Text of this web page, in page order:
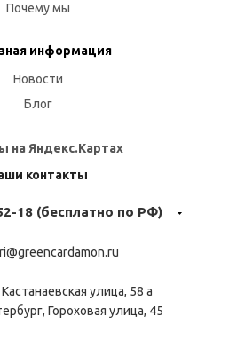
Почему мы
информация
Новости
Блог
на Яндекс.Картах
контакты
18 (бесплатно по РФ)
улица, 58 а
Гороховая улица, 45